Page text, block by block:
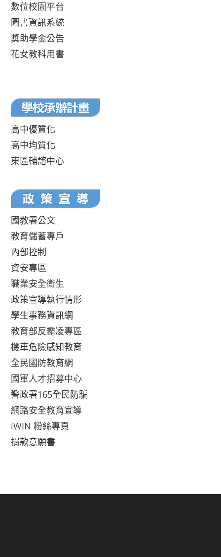
數位校園平台
圖書資訊系統
獎助學金公告
花女教科用書
高中優質化
高中均質化
東區輔諮中心
國教署公文
教育儲蓄專戶
內部控制
資安專區
職業安全衛生
政策宣導執行情形
學生事務資訊網
教育部反霸凌專區
機車危險感知教育
全民國防教育網
國軍人才招募中心
警政署165全民防騙
網路安全教育宣導
iWIN 粉絲專頁
捐款意願書